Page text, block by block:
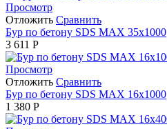
Просмотр
Отложить Сравнить
Бур по бетону SDS MAX 35х1000
3 611 Р
Просмотр
Отложить Сравнить
Бур по бетону SDS MAX 16х1000
1 380 Р